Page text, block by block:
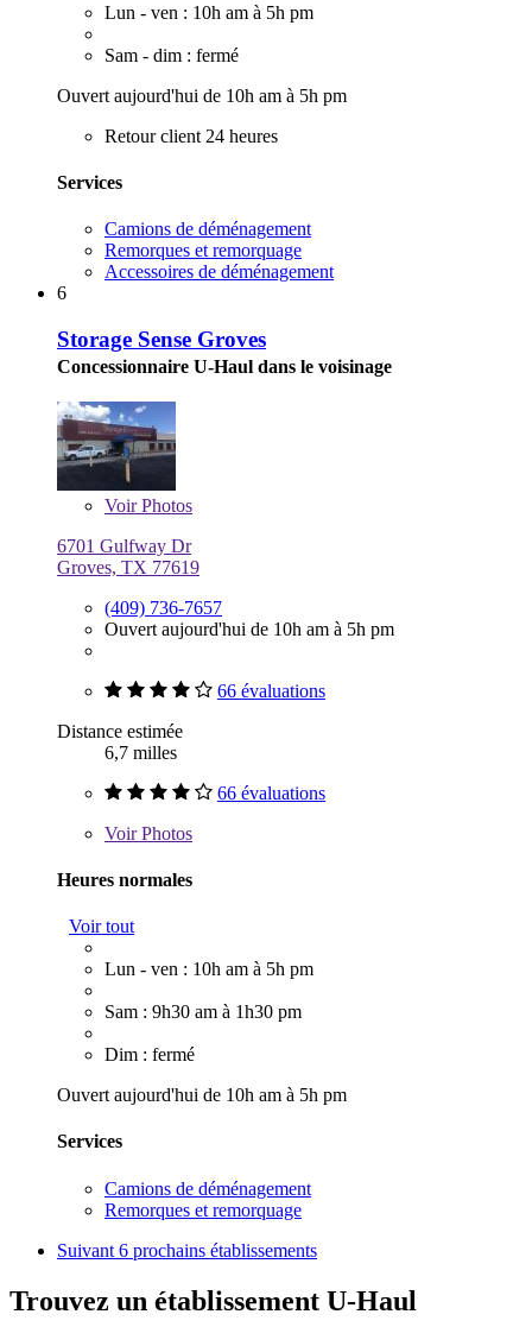
Lun - ven : 10h am à 5h pm
Sam - dim : fermé
Ouvert aujourd'hui de 10h am à 5h pm
Retour client 24 heures
Services
Camions de déménagement
Remorques et remorquage
Accessoires de déménagement
6
Storage Sense Groves
Concessionnaire U-Haul dans le voisinage
VoirPhotos
6701 Gulfway Dr
Groves, TX 77619
(409) 736-7657
Ouvert aujourd'hui de 10h am à 5h pm
66 évaluations
Distance estimée
6,7 milles
66 évaluations
VoirPhotos
Heures normales
Voir tout
Lun - ven : 10h am à 5h pm
Sam : 9h30 am à 1h30 pm
Dim : fermé
Ouvert aujourd'hui de 10h am à 5h pm
Services
Camions de déménagement
Remorques et remorquage
Suivant 6 prochains établissements
Trouvez un établissement U-Haul